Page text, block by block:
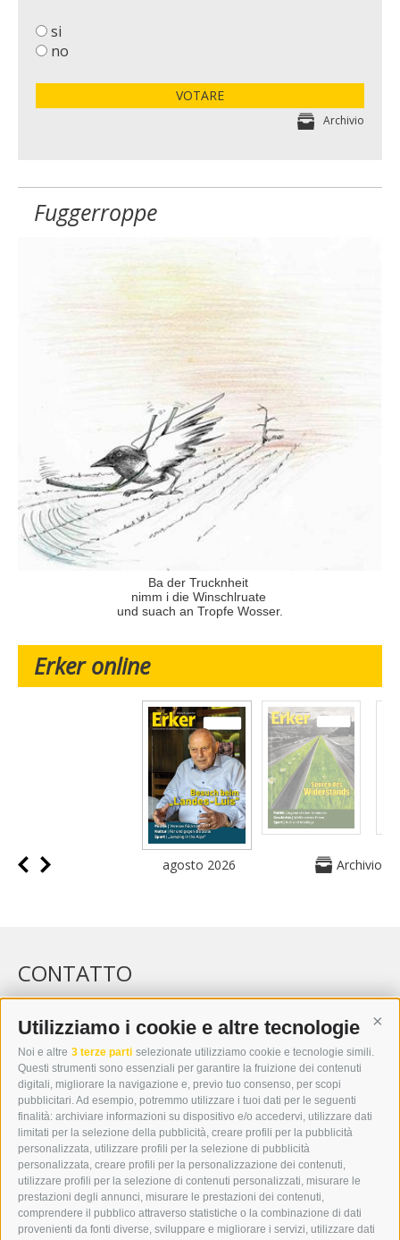
Utilizziamo i cookie e altre tecnologie
Noi e altre 3 terze parti selezionate utilizziamo cookie e tecnologie simili.
Questi strumenti sono essenziali per garantire la fruizione dei contenuti
digitali, migliorare la navigazione e, previo tuo consenso, per scopi
pubblicitari. Ad esempio, potremmo utilizzare i tuoi dati per le seguenti
finalità: archiviare informazioni su dispositivo e/o accedervi, utilizzare dati
limitati per la selezione della pubblicità, creare profili per la pubblicità
personalizzata, utilizzare profili per la selezione di pubblicità
personalizzata, creare profili per la personalizzazione dei contenuti,
utilizzare profili per la selezione di contenuti personalizzati, misurare le
prestazioni degli annunci, misurare le prestazioni dei contenuti,
comprendere il pubblico attraverso statistiche o la combinazione di dati
provenienti da fonti diverse, sviluppare e migliorare i servizi, utilizzare dati
si
no
VOTARE
Archivio
Fuggerroppe
Ba der Trucknheit
nimm i die Winschlruate
und suach an Tropfe Wosser.
Erker online
agosto 2026 Archivio
CONTATTO
WIPP-MEDIA GMBH
DER ERKER
I-39049 VIPITENO
TEL.: +39 0472 766876
GRAFIK@DERERKER.IT
INFO@DERERKER.IT
BARBARA.FONTANA@DERERKER.IT
ERKER
PUBBLICITÀ NELL’ERKER